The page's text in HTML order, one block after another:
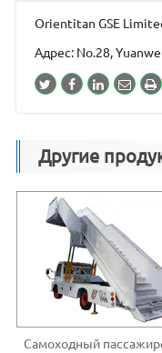
Orientitan GSE
Адрес: No.28,
Другие
Самоходный